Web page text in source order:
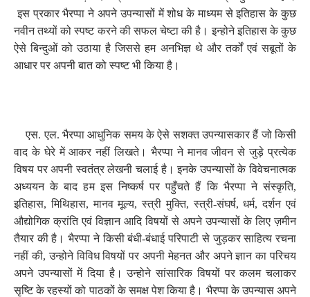
इस प्रकार भैरप्पा ने अपने उपन्यासों में शोध के माध्यम से इतिहास के कुछ
नवीन तथ्यों को स्पष्ट करने की सफल चेष्टा की है। इन्होने इतिहास के कुछ
ऐसे बिन्दुओं को उठाया है जिससे हम अनभिज्ञ थे और तर्कों एवं सबूतों के
आधार पर अपनी बात को स्पष्ट भी किया है।
एस. एल. भैरप्पा आधुनिक समय के ऐसे सशक्त उपन्यासकार हैं जो किसी
वाद के घेरे में आकर नहीं लिखते। भैरप्पा ने मानव जीवन से जुड़े प्रत्येक
विषय पर अपनी स्वतंत्र लेखनी चलाई है। इनके उपन्यासों के विवेचनात्मक
अध्ययन के बाद हम इस निष्कर्ष पर पहुँचते हैं कि भैरप्पा ने संस्कृति,
इतिहास,मिथिहास,मानव मूल्य, स्त्री मुक्ति,स्त्री-संघर्ष,धर्म,दर्शन एवं
औद्योगिक क्रांति एवं विज्ञान आदि विषयों से अपने उपन्यासों के लिए ज़मीन
तैयार की है। भैरप्पा ने किसी बंधी-बंधाई परिपाटी से जुड़कर साहित्य रचना
नहीं की,उन्होने विविध विषयों पर अपनी मेहनत और अपने ज्ञान का परिचय
अपने उपन्यासों में दिया है। उन्होने सांसारिक विषयों पर कलम चलाकर
सृष्टि के रहस्यों को पाठकों के समक्ष पेश किया है। भैरप्पा के उपन्यास अपने